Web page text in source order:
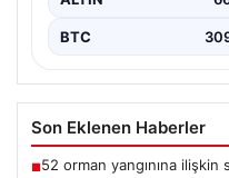
BTC
Son Eklenen Haberler
■52 orman yangınına